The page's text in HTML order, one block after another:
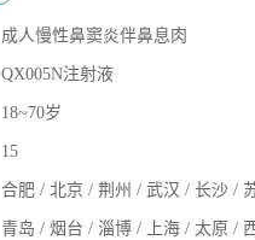
成人慢性鼻窦炎伴鼻息肉
QX005N注射液
18~70岁
15
合肥 / 北京 / 荆州 / 武汉 / 长沙 /
青岛 / 烟台 / 淄博 / 上海 / 太原 /